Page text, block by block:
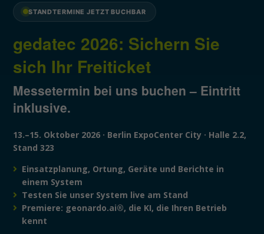
STANDTERMINE JETZT BUCHBAR
gedatec 2026: Sichern Sie
sich Ihr Freiticket
Messetermin bei uns buchen – Eintritt
inklusive.
13.–15. Oktober 2026 · Berlin ExpoCenter City · Halle 2.2,
Stand 323
Einsatzplanung, Ortung, Geräte und Berichte in
einem System
Testen Sie unser System live am Stand
Premiere: geonardo.ai®, die KI, die Ihren Betrieb
kennt